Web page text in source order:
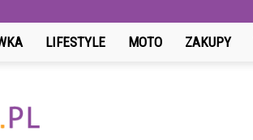
LIFESTYLE MOTO ZAKUPY